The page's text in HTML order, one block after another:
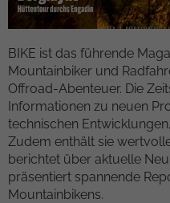
BIKE ist das führende
Mountainbiker und
Offroad-Abenteuer. Die
Informationen zu neuen
technischen
Zudem enthält sie
berichtet über aktuelle
präsentiert spannende
Mountainbikens.
Anbieter TYPO3
Laufzeit 1 Woche
Zweck
Dieses
Cookie
eines
kann der
Zugang zu
Nutzung
Die
anonym
generierte
Besucher
Name _gid